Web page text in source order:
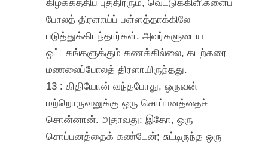
போலத் திரளாய்ப் பள்ளத்தாக்கிலே
படுத்துக்கிடந்தார்கள். அவர்களுடைய
ஒட்டகங்களுக்கும் கணக்கில்லை, கடற்கரை
மணலைப்போலத் திரளாயிருந்தது.
13 : கிதியோன் வந்தபோது, ஒருவன்
மற்றொருவனுக்கு ஒரு சொப்பனத்தைச்
சொன்னான். அதாவது: இதோ, ஒரு
சொப்பனத்தைக் கண்டேன்; சுட்டிருந்த ஒரு